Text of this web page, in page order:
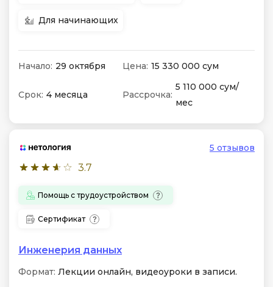
Для начинающих
Начало: 29 октября Цена: 15 330 000 сум
Срок: 4 месяца Рассрочка:
5 110 000 сум/
мес
3.7
5 отзывов
Помощь с трудоустройством
Сертификат
Инженерия данных
Формат: Лекции онлайн, видеоуроки в записи.